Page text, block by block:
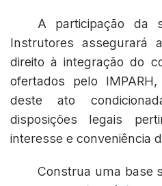
A participação da
Instrutores assegurará
direito à integração do
ofertados pelo
deste ato
disposições legais
interesse e conveniência
Construa uma base